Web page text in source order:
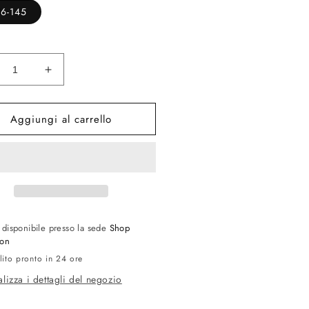
145
Aumenta
quantità
per
SL
767
Aggiungi al carrello
disponibile presso la sede Shop
pronto in 24 ore
i dettagli del negozio